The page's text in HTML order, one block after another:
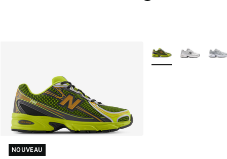
NOUVEAU
NOUVEAU
Plus de couleurs